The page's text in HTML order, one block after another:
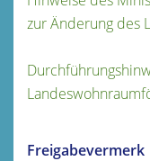
zur Änderung des
Freigabevermerk